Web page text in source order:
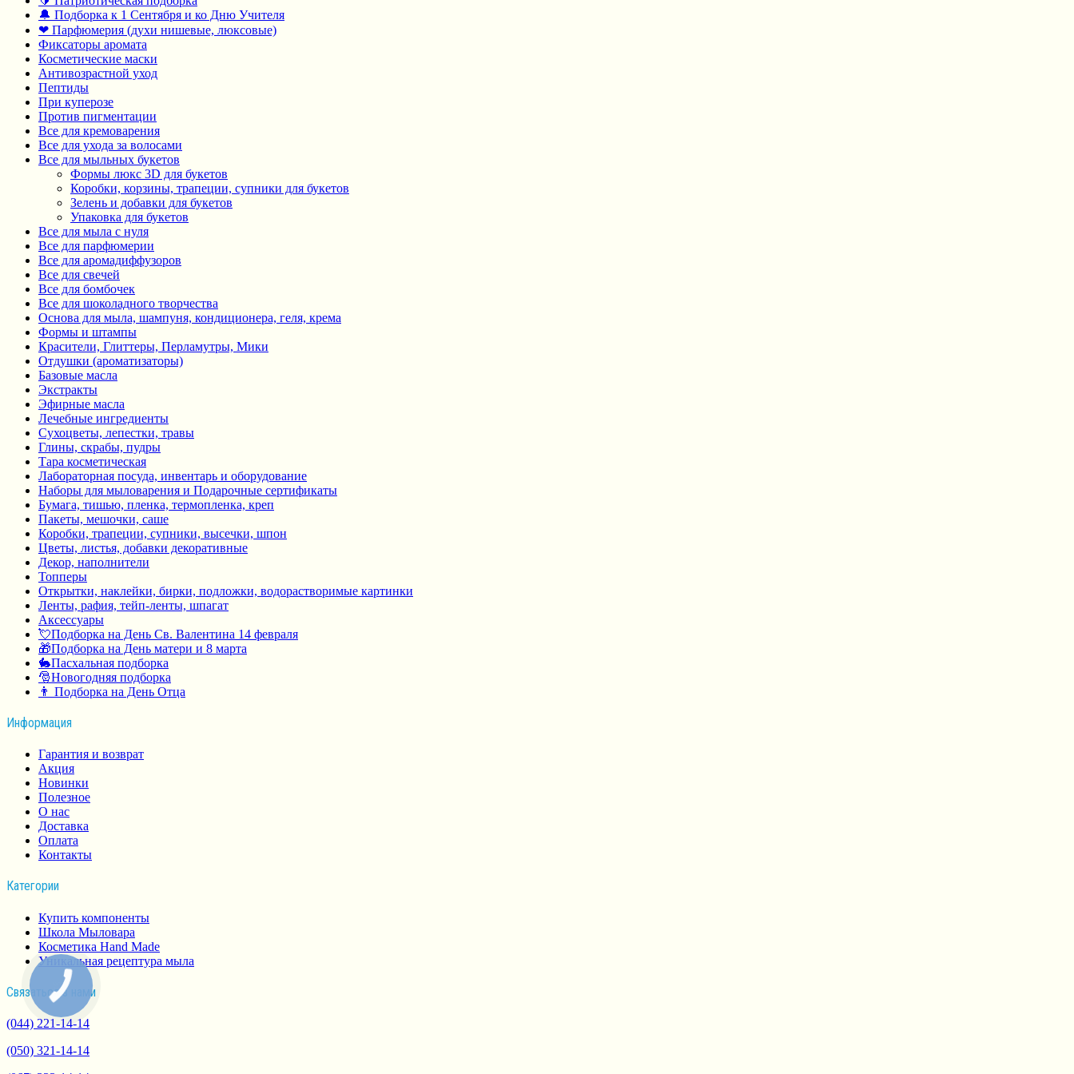
🔔 Подборка к 1 Сентября и ко Дню Учителя
❤ Парфюмерия (духи нишевые, люксовые)
Фиксаторы аромата
Косметические маски
Антивозрастной уход
Пептиды
При куперозе
Против пигментации
Все для кремоварения
Все для ухода за волосами
Все для мыльных букетов
Формы люкс 3D для букетов
Коробки, корзины, трапеции, супники для букетов
Зелень и добавки для букетов
Упаковка для букетов
Все для мыла с нуля
Все для парфюмерии
Все для аромадиффузоров
Все для свечей
Все для бомбочек
Все для шоколадного творчества
Основа для мыла, шампуня, кондиционера, геля, крема
Формы и штампы
Красители, Глиттеры, Перламутры, Мики
Отдушки (ароматизаторы)
Базовые масла
Экстракты
Эфирные масла
Лечебные ингредиенты
Сухоцветы, лепестки, травы
Глины, скрабы, пудры
Тара косметическая
Лабораторная посуда, инвентарь и оборудование
Наборы для мыловарения и Подарочные сертификаты
Бумага, тишью, пленка, термопленка, креп
Пакеты, мешочки, саше
Коробки, трапеции, супники, высечки, шпон
Цветы, листья, добавки декоративные
Декор, наполнители
Топперы
Открытки, наклейки, бирки, подложки, водорастворимые картинки
Ленты, рафия, тейп-ленты, шпагат
Аксессуары
💘Подборка на День Св. Валентина 14 февраля
🎁Подборка на День матери и 8 марта
🐇Пасхальная подборка
🎅Новогодняя подборка
👨 Подборка на День Отца
Информация
Гарантия и возврат
Акция
Новинки
Полезное
О нас
Доставка
Оплата
Контакты
Категории
Купить компоненты
Школа Мыловара
Косметика Hand Made
Уникальная рецептура мыла
Связаться з нами
(044) 221-14-14
(050) 321-14-14